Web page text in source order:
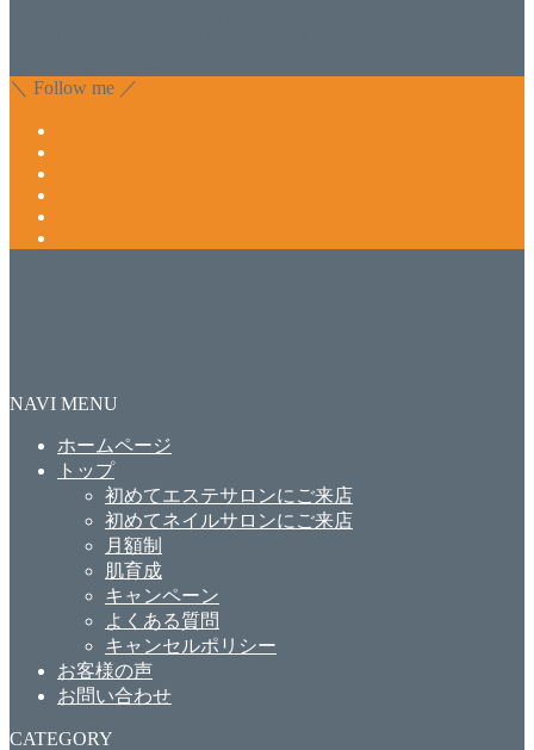
＼ Follow me ／
NAVI MENU
ホームページ
トップ
初めてエステサロンにご来店
初めてネイルサロンにご来店
月額制
肌育成
キャンペーン
よくある質問
キャンセルポリシー
お客様の声
お問い合わせ
CATEGORY